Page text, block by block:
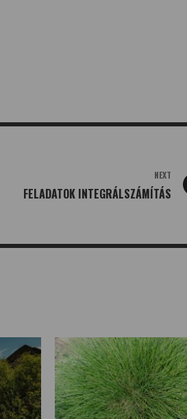
NEXT
FELADATOK INTEGRÁLSZÁMÍTÁS